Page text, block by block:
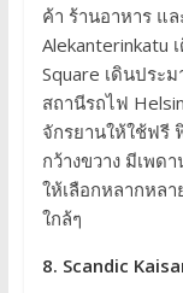
ค้า ร้านอาหาร แ
Alekanterinkatu
Square เดินประ
สถานีรถไฟ
จักรยานให้ใช้ฟรี
กว้างขวาง มีเพด
ให้เลือกหลากหล
ใกล้ๆ
8. Scandic